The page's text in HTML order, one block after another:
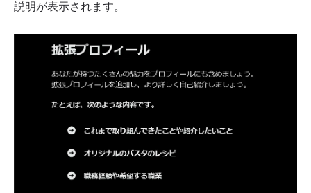
説明が表示されます。